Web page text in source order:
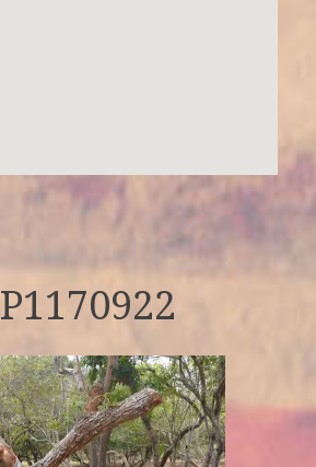
P1170922